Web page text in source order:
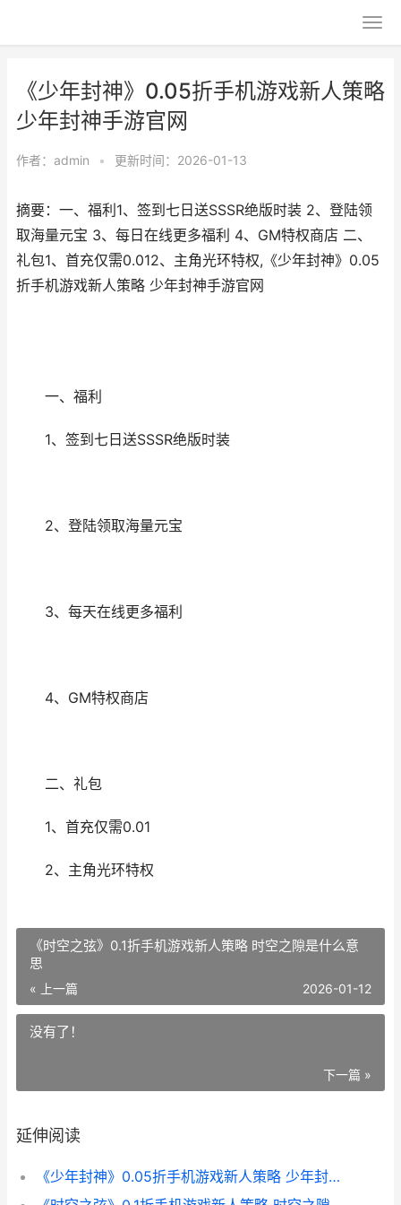
《少年封神》0.05折手机游戏新人策略
少年封神手游官网
作者： admin • 更新时间：2026-01-13
摘要：一、福利1、签到七日送SSSR绝版时装 2、登陆领
取海量元宝 3、每日在线更多福利 4、GM特权商店 二、
礼包1、首充仅需0.012、主角光环特权,《少年封神》0.05
折手机游戏新人策略 少年封神手游官网
一、福利
1、签到七日送SSSR绝版时装
2、登陆领取海量元宝
3、每天在线更多福利
4、GM特权商店
二、礼包
1、首充仅需0.01
2、主角光环特权
《时空之弦》0.1折手机游戏新人策略 时空之隙是什么意
思
« 上一篇 2026-01-12
没有了！
下一篇 »
延伸阅读
《少年封神》0.05折手机游戏新人策略 少年封神手游官网